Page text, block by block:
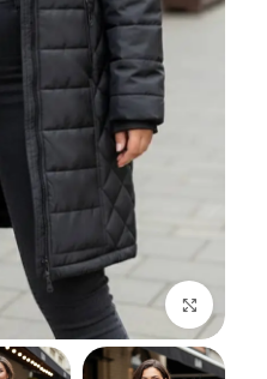
اضغط للتكبير